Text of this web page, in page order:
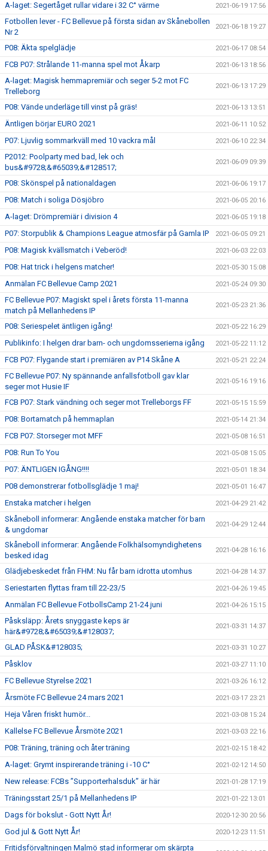
A-laget: Segertåget rullar vidare i 32 C° värme 2021-06-19 17:56
Fotbollen lever - FC Bellevue på första sidan av Skånebollen
Nr 2
2021-06-18 19:27
P08: Äkta spelglädje 2021-06-17 08:54
FCB P07: Strålande 11-manna spel mot Åkarp 2021-06-13 18:56
A-laget: Magisk hemmapremiär och seger 5-2 mot FC
Trelleborg
2021-06-13 17:29
P08: Vände underläge till vinst på gräs! 2021-06-13 13:51
Äntligen börjar EURO 2021 2021-06-11 10:52
P07: Ljuvlig sommarkväll med 10 vackra mål 2021-06-10 22:34
P2012: Poolparty med bad, lek och
bus&#9728;&#65039;&#128517;
2021-06-09 09:39
P08: Skönspel på nationaldagen 2021-06-06 19:17
P08: Match i soliga Dösjöbro 2021-06-05 20:16
A-laget: Drömpremiär i division 4 2021-06-05 19:18
P07: Storpublik & Champions League atmosfär på Gamla IP 2021-06-05 09:21
P08: Magisk kvällsmatch i Veberöd! 2021-06-03 22:03
P08: Hat trick i helgens matcher! 2021-05-30 15:08
Anmälan FC Bellevue Camp 2021 2021-05-24 09:30
FC Bellevue P07: Magiskt spel i årets första 11-manna
match på Mellanhedens IP
2021-05-23 21:36
P08: Seriespelet äntligen igång! 2021-05-22 16:29
Publikinfo: I helgen drar barn- och ungdomsserierna igång 2021-05-22 11:12
FCB P07: Flygande start i premiären av P14 Skåne A 2021-05-21 22:24
FC Bellevue P07: Ny spännande anfallsfotboll gav klar
seger mot Husie IF
2021-05-16 19:16
FCB P07: Stark vändning och seger mot Trelleborgs FF 2021-05-15 15:59
P08: Bortamatch på hemmaplan 2021-05-14 21:34
FCB P07: Storseger mot MFF 2021-05-08 16:51
P08: Run To You 2021-05-08 15:05
P07: ÄNTLIGEN IGÅNG!!!! 2021-05-01 18:34
P08 demonstrerar fotbollsglädje 1 maj! 2021-05-01 16:47
Enstaka matcher i helgen 2021-04-29 21:42
Skåneboll informerar: Angående enstaka matcher för barn
& ungdomar
2021-04-29 12:44
Skåneboll informerar: Angående Folkhälsomyndighetens
besked idag
2021-04-28 16:16
Glädjebeskedet från FHM: Nu får barn idrotta utomhus 2021-04-28 14:37
Seriestarten flyttas fram till 22-23/5 2021-04-26 19:45
Anmälan FC Bellevue FotbollsCamp 21-24 juni 2021-04-26 15:15
Påsksläpp: Årets snyggaste keps är
här&#9728;&#65039;&#128037;
2021-03-31 14:37
GLAD PÅSK&#128035; 2021-03-31 10:27
Påsklov 2021-03-27 11:10
FC Bellevue Styrelse 2021 2021-03-26 16:12
Årsmöte FC Bellevue 24 mars 2021 2021-03-17 23:21
Heja Våren friskt humör... 2021-03-08 15:24
Kallelse FC Bellevue Årsmöte 2021 2021-03-03 22:16
P08: Träning, träning och åter träning 2021-02-15 18:42
A-laget: Grymt inspirerande träning i -10 C° 2021-02-12 14:50
New release: FCBs ”Supporterhalsduk” är här 2021-01-28 17:19
Träningsstart 25/1 på Mellanhedens IP 2021-01-22 13:01
Dags för bokslut - Gott Nytt År! 2020-12-30 20:56
God jul & Gott Nytt År! 2020-12-23 11:51
Fritidsförvaltningen Malmö stad informerar om skärpta